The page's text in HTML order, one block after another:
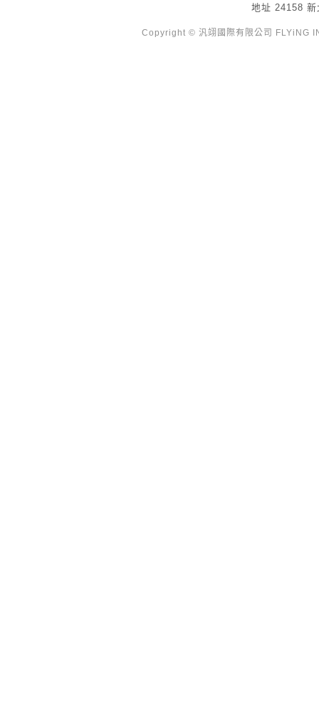
地址 24158 新
Copyright © 汎翊國際有限公司 FLYiNG